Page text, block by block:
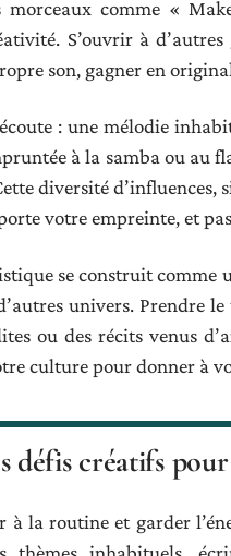
morceaux comme «
S’ouvrir à
son, gagner en
: une mélodie
à la samba ou au
diversité
votre empreinte, et
se construit comme
univers. Prendre
ou des récits venus
culture pour donner à
défis créatifs
à la routine et garder